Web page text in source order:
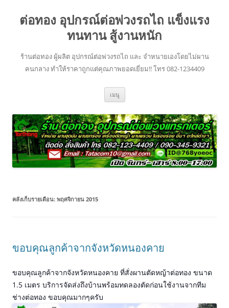
เนื้อหา
ต่อทอง อุปกรณ์ต่อพ่วงรถไถ แข็งแรง
ทนทาน สู้งานหนัก
ร้านต่อทอง ผู้ผลิต อุปกรณ์ต่อพ่วงรถไถ และ จำหนายเองโดยไม่ผาน
คนกลาง ทำให้ราคาถูกแต่คุณภาพยอดเยี่ยม!! โทร 082-1234409
เมนู
คลังเก็บรายเดือน: พฤศจิกายน 2015
ขอบคุณลูกค้าจากจังหวัดหนองคาย
ขอบคุณลูกค้าจากจังหวัดหนองคาย ที่สั่งผานตัดหญ้าต่อทอง ขนาด
1.5 เมตร บริการจัดส่งถึงบ้านพร้อมทดลองตัดก่อนใช้งานจากทีม
ช่างต่อทอง ขอบคุณมากๆครับ